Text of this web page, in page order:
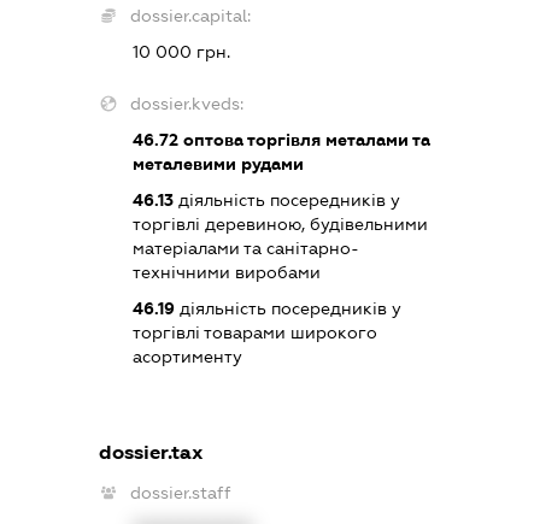
dossier.capital:
10 000 грн.
dossier.kveds:
46.72 оптова торгівля металами та
металевими рудами
46.13 діяльність посередників у
торгівлі деревиною, будівельними
матеріалами та санітарно-
технічними виробами
46.19 діяльність посередників у
торгівлі товарами широкого
асортименту
dossier.tax
dossier.staff